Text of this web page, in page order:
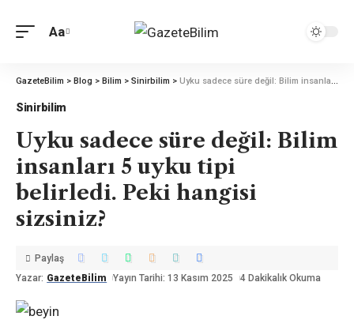
Aa
GazeteBilim > Blog > Bilim > Sinirbilim > Uyku sadece süre değil: Bilim insanları 5 uyku tipi belirledi. Peki hangisi sizsiniz?
Sinirbilim
Uyku sadece süre değil: Bilim
insanları 5 uyku tipi
belirledi. Peki hangisi
sizsiniz?
Yazar: GazeteBilim Yayın Tarihi: 13 Kasım 2025 4 Dakikalık Okuma
Paylaş